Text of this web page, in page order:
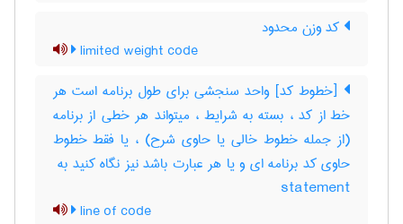
کد وزن محدود
limited weight code
[خطوط کد] واحد سنجشی برای طول برنامه است هر
خط از کد ، بسته به شرایط ، میتواند هر خطی از برنامه
(از جمله خطوط خالی یا حاوی شرح) ، یا فقط خطوط
statement
line of code